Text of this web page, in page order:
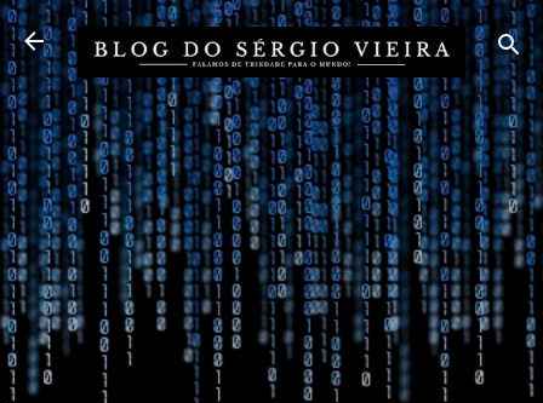
Pular para o conteúdo principal